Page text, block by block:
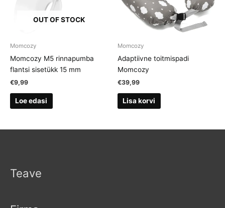
OUT OF STOCK
Momcozy
Momcozy M5 rinnapumba
flantsi sisetükk 15 mm
€9,99
Loe edasi
Momcozy
Adaptiivne toitmispadi
Momcozy
€39,99
Lisa korvi
Teave